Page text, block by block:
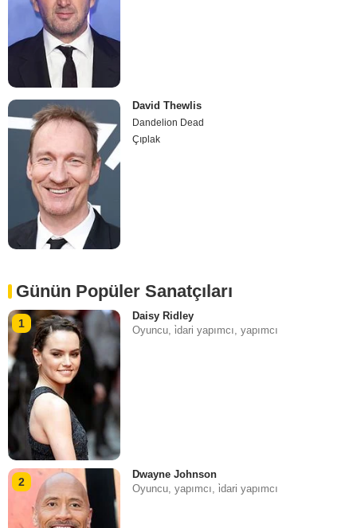
David Thewlis
Dandelion Dead
Çıplak
Günün Popüler Sanatçıları
1
Daisy Ridley
Oyuncu, i̇dari yapımcı, yapımcı
2
Dwayne Johnson
Oyuncu, yapımcı, i̇dari yapımcı